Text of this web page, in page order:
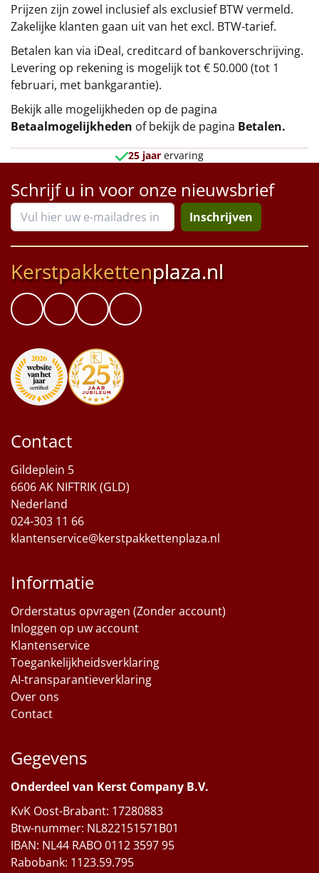
Prijzen zijn zowel inclusief als exclusief BTW vermeld.
Zakelijke klanten gaan uit van het excl. BTW-tarief.
Betalen kan via iDeal, creditcard of bankoverschrijving.
Levering op rekening is mogelijk tot € 50.000 (tot 1
februari, met bankgarantie).
Bekijk alle mogelijkheden op de pagina
Betaalmogelijkheden of bekijk de pagina Betalen.
25 jaar ervaring
Schrijf u in voor onze nieuwsbrief
Inschrijven
Kerstpakkettenplaza.nl
Contact
Gildeplein 5
6606 AK NIFTRIK (GLD)
Nederland
024-303 11 66
klantenservice@kerstpakkettenplaza.nl
Informatie
Orderstatus opvragen (Zonder account)
Inloggen op uw account
Klantenservice
Toegankelijkheidsverklaring
AI-transparantieverklaring
Over ons
Contact
Gegevens
Onderdeel van Kerst Company B.V.
KvK Oost-Brabant: 17280883
Btw-nummer: NL822151571B01
IBAN: NL44 RABO 0112 3597 95
Rabobank: 1123.59.795